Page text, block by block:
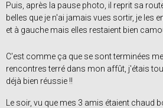
Puis, après la pause photo, il reprit sa
belles que je n'ai jamais vues sortir, je les
et à gauche mais elles restaient bien
C'est comme ça que se sont terminées
rencontres terré dans mon affût, j'étais
déjà bien réussie !!
Le soir, vu que mes 3 amis étaient chaud